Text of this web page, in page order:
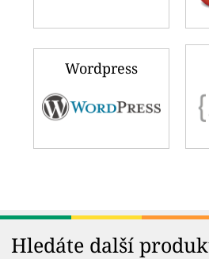
Wordpress
Hledáte další